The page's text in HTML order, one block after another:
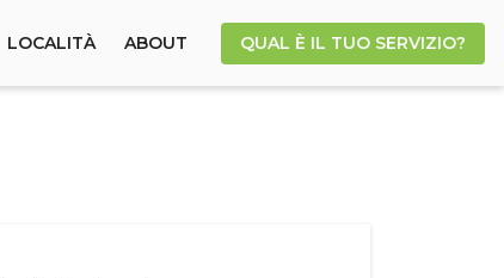
LOCALITÀ ABOUT QUAL È IL TUO SERVIZIO?